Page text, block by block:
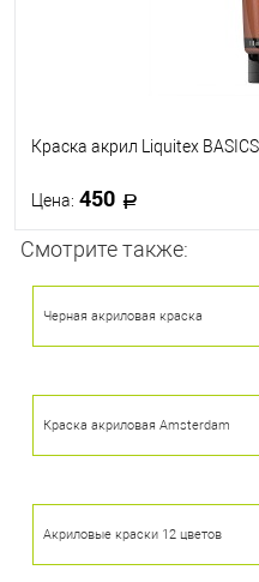
Краска акрил Liquitex
Цена: 450
Смотрите также:
Черная акриловая краска
Краска акриловая Amsterdam
Акриловые краски 12 цветов